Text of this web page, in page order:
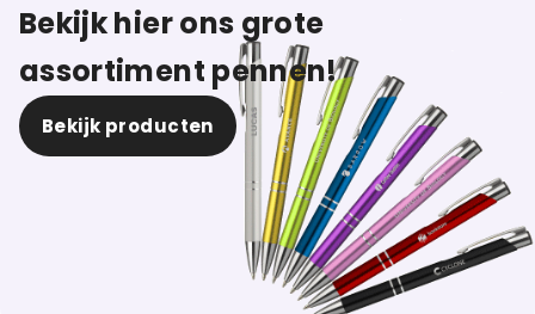
Bekijk hier ons grote
assortiment pennen!
Bekijk producten